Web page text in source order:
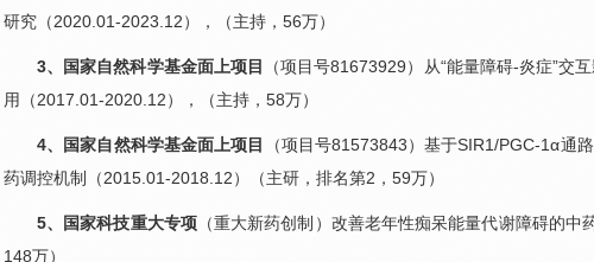
研究（2020.01-2023.12），（主持，56万）
3、国家自然科学基金面上项目
（项目号81673929）从“能量障碍-炎症”交
用（2017.01-2020.12），（主持，58万）
4、国家自然科学基金面上项目
（项目号81573843）基于SIR1/PGC-1α通
药调控机制（2015.01-2018.12）（主研，排名第2，59万）
5、国家科技重大专项（重大新药创制）改善老年性痴呆能量代谢障碍的中
148万）